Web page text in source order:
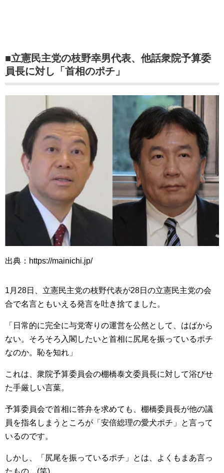
■立憲民主党の枝野幸男代表、他話衆院予算委
員長に対し「首相のポチ」
出典：https://mainichi.jp/
1月28日、立憲民主党の枝野代表が28日の立憲民主党の会
合で名言ともいえる発言を吐き捨てました。
「日常的に完全に与党寄りの運営を公然として、はばから
ない。そろそろ入閣したいと首相に尻尾を振っているポチ
なのか。恥を知れ」
これは、衆院予算委員会の棚橋泰文委員長に対して浴びせ
た手厳しい言葉。
予算委員会で首相に答弁を求めても、棚橋委員長が他の議
員を指名しまうところが「安倍総理の愛犬ポチ」と言って
いるのです。
しかし、「尻尾を振っているポチ」とは、よくもまあ言っ
たもの…(笑)。